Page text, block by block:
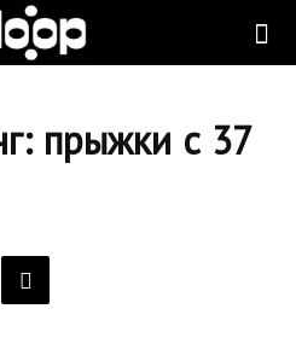
прыжки с 37